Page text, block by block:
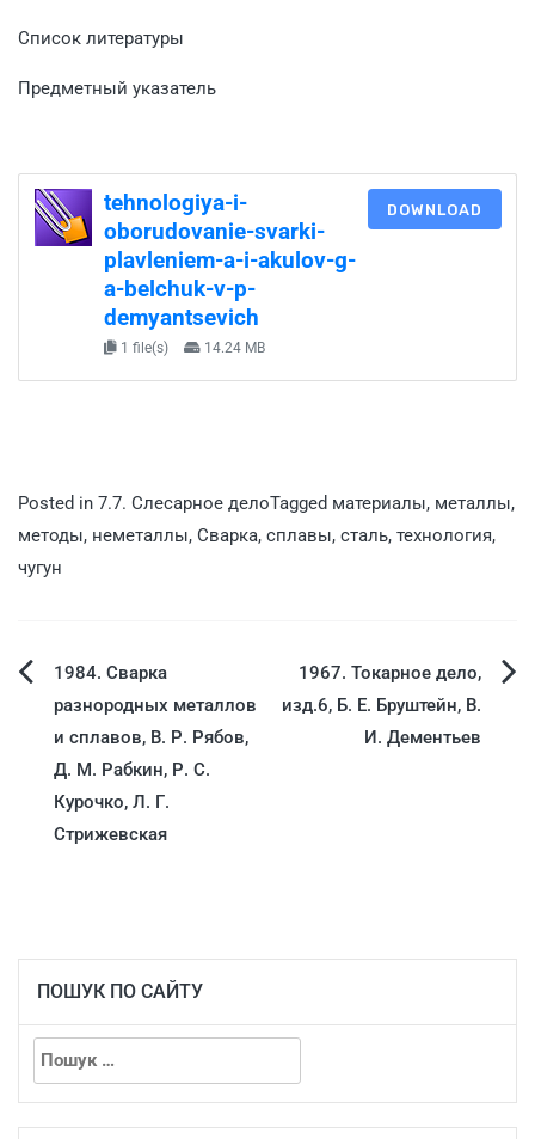
Список литературы
Предметный указатель
tehnologiya-i-
oborudovanie-svarki-
plavleniem-a-i-akulov-g-
a-belchuk-v-p-
demyantsevich
1 file(s) 14.24 MB
DOWNLOAD
Posted in 7.7. Слесарное делоTagged материалы, металлы,
методы, неметаллы, Сварка, сплавы, сталь, технология,
чугун
1984. Сварка
разнородных металлов
и сплавов, В. Р. Рябов,
Д. М. Рабкин, Р. С.
Курочко, Л. Г.
Стрижевская
1967. Токарное дело,
изд.6, Б. Е. Бруштейн, В.
И. Дементьев
ПОШУК ПО САЙТУ